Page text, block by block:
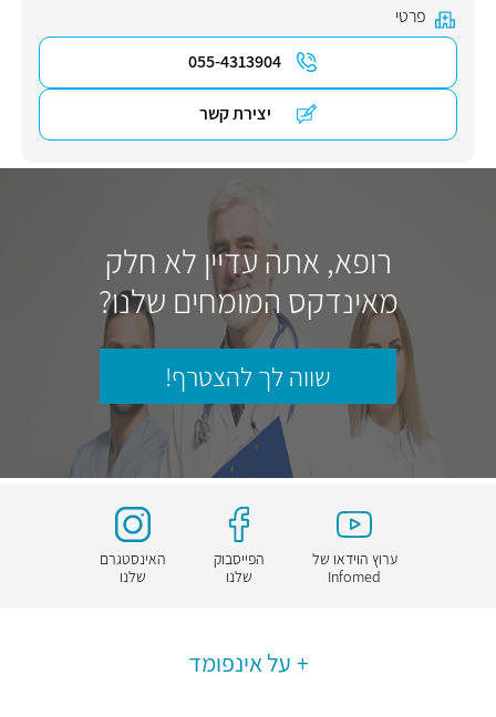
פרטי
055-4313904
יצירת קשר
רופא, אתה עדיין לא חלק
מאינדקס המומחים שלנו?
שווה לך להצטרף!
ערוץ הוידאו של
Infomed
הפייסבוק
שלנו
האינסטגרם
שלנו
על אינפומד